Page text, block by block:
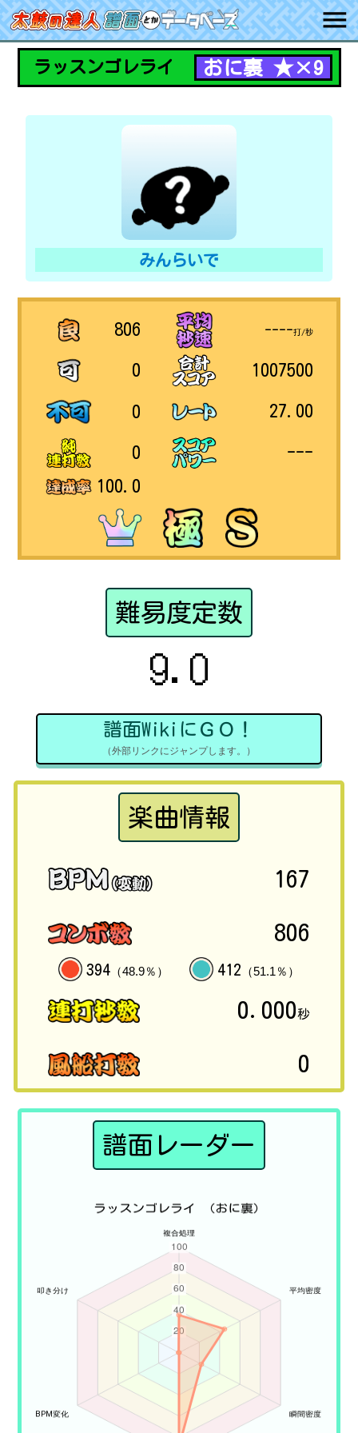
ラッスンゴレライ おに裏 ★×9
みんらいで
806
0
0
0
100.0
----打/秒
1007500
27.00
---
難易度定数
9.0
譜面WikiにＧＯ！
（外部リンクにジャンプします。）
楽曲情報
167
806
394 （48.9％） 412 （51.1％）
0.000秒
0
譜面レーダー